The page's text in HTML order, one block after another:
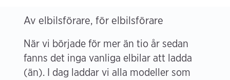
Av elbilsförare, för elbilsförare
När vi började för mer än tio år sedan
fanns det inga vanliga elbilar att ladda
(än). I dag laddar vi alla modeller som